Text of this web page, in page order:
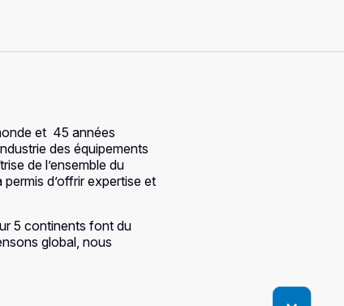
et 45 années
des équipements
de l’ensemble du
d’offrir expertise et
5 continents font du
global, nous